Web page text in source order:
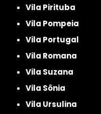
Vila Pirituba
Vila Pompeia
Vila Portugal
Vila Romana
Vila Suzana
Vila Sônia
Vila Ursulina